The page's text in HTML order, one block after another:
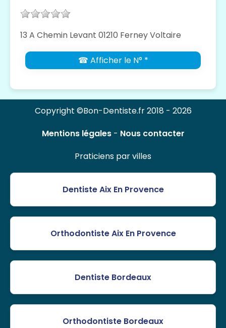
13 A Chemin Levant 01210 Ferney Voltaire
☎ Afficher le N° *
Copyright ©Bon-Dentiste.fr 2018 - 2026
Mentions légales- Nous contacter
Praticiens par villes
Dentiste Aix En Provence
Orthodontiste Aix En Provence
Dentiste Bordeaux
Orthodontiste Bordeaux